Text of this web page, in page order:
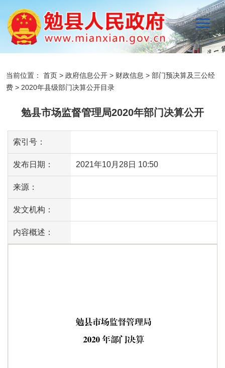
当前位置： 首页 > 政府信息公开 > 财政信息 > 部门预决算及三公经
费 > 2020年县级部门决算公开目录
勉县市场监督管理局2020年部门决算公开
索引号：
发布日期： 2021年10月28日 10:50
来源：
发文机构：
内容概述：